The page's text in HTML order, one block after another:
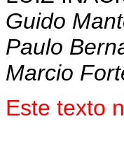
Guido
Paulo
Marcio
Este texto